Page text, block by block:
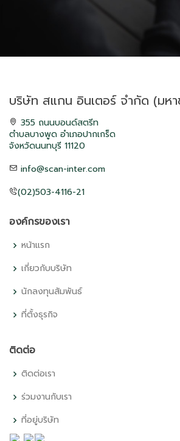
บริษัท สแกน อินเตอร์ จำกัด (มห
355 ถนนบอนด์สตรีท
ตำบลบางพูด อำเภอปากเกร็ด
จังหวัดนนทบุรี 11120
info@scan-inter.com
(02)503-4116-21
องค์กรของเรา
หน้าแรก
เกี่ยวกับบริษัท
นักลงทุนสัมพันธ์
ที่ตั้งธุรกิจ
ติดต่อ
ติดต่อเรา
ร่วมงานกับเรา
ที่อยู่บริษัท